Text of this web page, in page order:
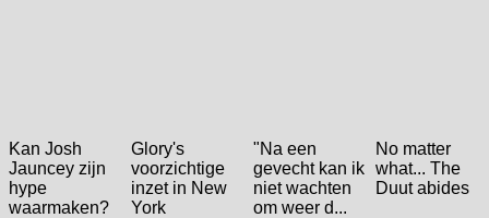
Kan Josh
Jauncey zijn
hype
waarmaken?
Glory's
voorzichtige
inzet in New
York
"Na een
gevecht kan ik
niet wachten
om weer d...
No matter
what... The
Duut abides